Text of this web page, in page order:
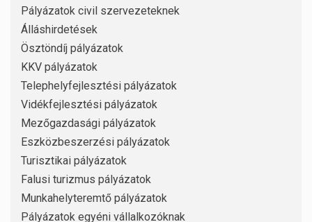
Pályázatok civil szervezeteknek
Álláshirdetések
Ösztöndíj pályázatok
KKV pályázatok
Telephelyfejlesztési pályázatok
Vidékfejlesztési pályázatok
Mezőgazdasági pályázatok
Eszközbeszerzési pályázatok
Turisztikai pályázatok
Falusi turizmus pályázatok
Munkahelyteremtő pályázatok
Pályázatok egyéni vállalkozóknak